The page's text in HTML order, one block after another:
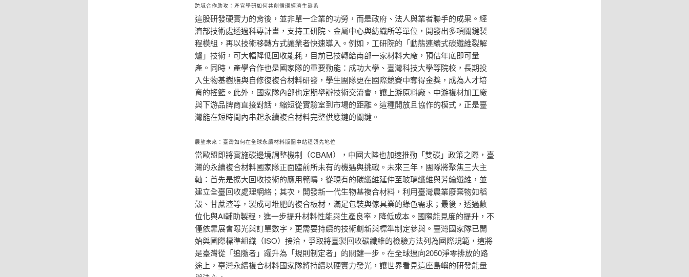
跨域合作助攻：產官學研如何共創循環經濟生態系
這股研發硬實力的背後，並非單一企業的功勞，而是政府、法人與業者聯手的成果。經
濟部技術處透過科專計畫，支持工研院、金屬中心與紡織所等單位，開發出多項關鍵製
程模組，再以技術移轉方式讓業者快速導入。例如，工研院的「動態連續式碳纖維裂解
爐」技術，可大幅降低回收能耗，目前已技轉給南部一家材料大廠，預估年底即可量
產。同時，產學合作也是國家隊的重要動能：成功大學、臺灣科技大學等院校，長期投
入生物基樹脂與自修復複合材料研發，學生團隊更在國際競賽中奪得金獎，成為人才培
育的搖籃。此外，國家隊內部也定期舉辦技術交流會，讓上游原料廠、中游複材加工廠
與下游品牌商直接對話，縮短從實驗室到市場的距離。這種開放且協作的模式，正是臺
灣能在短時間內串起永續複合材料完整供應鏈的關鍵。
展望未來：臺灣如何在全球永續材料版圖中站穩領先地位
當歐盟即將實施碳邊境調整機制（CBAM），中國大陸也加速推動「雙碳」政策之際，臺
灣的永續複合材料國家隊正面臨前所未有的機遇與挑戰。未來三年，團隊將聚焦三大主
軸：首先是擴大回收技術的應用範疇，從現有的碳纖維延伸至玻璃纖維與芳綸纖維，並
建立全臺回收處理網絡；其次，開發新一代生物基複合材料，利用臺灣農業廢棄物如稻
殼、甘蔗渣等，製成可堆肥的複合板材，滿足包裝與傢具業的綠色需求；最後，透過數
位化與AI輔助製程，進一步提升材料性能與生產良率，降低成本。國際能見度的提升，不
僅依靠展會曝光與訂單數字，更需要持續的技術創新與標準制定參與。臺灣國家隊已開
始與國際標準組織（ISO）接洽，爭取將臺製回收碳纖維的檢驗方法列為國際規範，這將
是臺灣從「追隨者」躍升為「規則制定者」的關鍵一步。在全球邁向2050淨零排放的路
途上，臺灣永續複合材料國家隊將持續以硬實力發光，讓世界看見這座島嶼的研發能量